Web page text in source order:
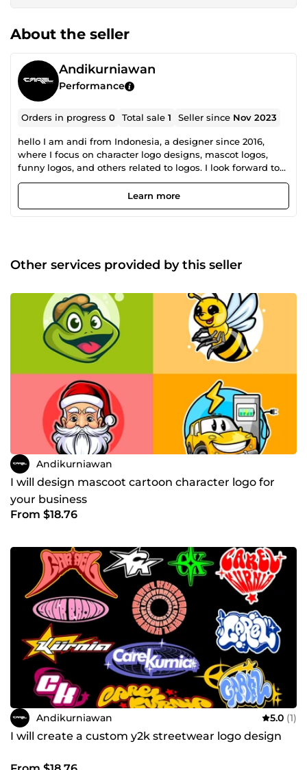
About the seller
Andikurniawan
Performance
Orders in progress0 Total sale1 Seller since Nov 2023
hello I am andi from Indonesia, a designer since 2016,
where I focus on character logo designs, mascot logos,
funny logos, and others related to logos. I look forward to
helping you to your graphic design what you needs. let's
Learn more
Other services provided by this seller
Andikurniawan
I will design mascoot cartoon character logo for
your business
From $18.76
Andikurniawan 5.0 (1)
I will create a custom y2k streetwear logo design